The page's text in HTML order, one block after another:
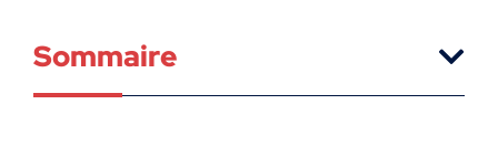
Sommaire